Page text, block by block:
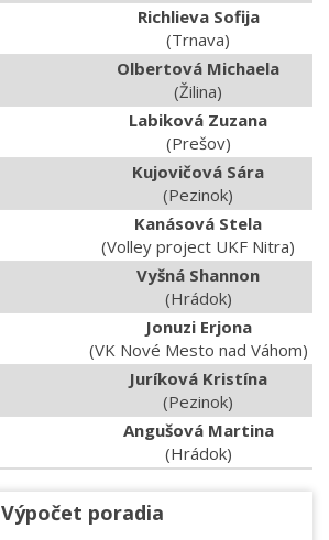
Richlieva Sofija
(Trnava)
Olbertová Michaela
(Žilina)
Labiková Zuzana
(Prešov)
Kujovičová Sára
(Pezinok)
Kanásová Stela
(Volley project UKF Nitra)
Vyšná Shannon
(Hrádok)
Jonuzi Erjona
(VK Nové Mesto nad Váhom)
Juríková Kristína
(Pezinok)
Angušová Martina
(Hrádok)
Výpočet poradia